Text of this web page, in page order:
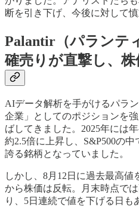
断を引き下げ、今後に対して
Palantir（パランテ
確売りが直撃し、株
AIデータ解析を手がけるパラ
企業」としてのポジションを
ばしてきました。2025年には
約2.5倍に上昇し、S&P500の
誇る銘柄となっていました。
しかし、8月12日に過去最高値
から株価は反転。月末時点で
り、5日連続で値を下げる日も